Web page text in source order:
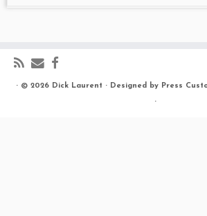
· © 2026 Dick Laurent · Designed by Press
·